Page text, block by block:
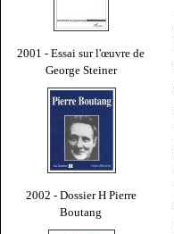
2001 - Essai sur l'œuvre de
George Steiner
2002 - Dossier H Pierre
Boutang